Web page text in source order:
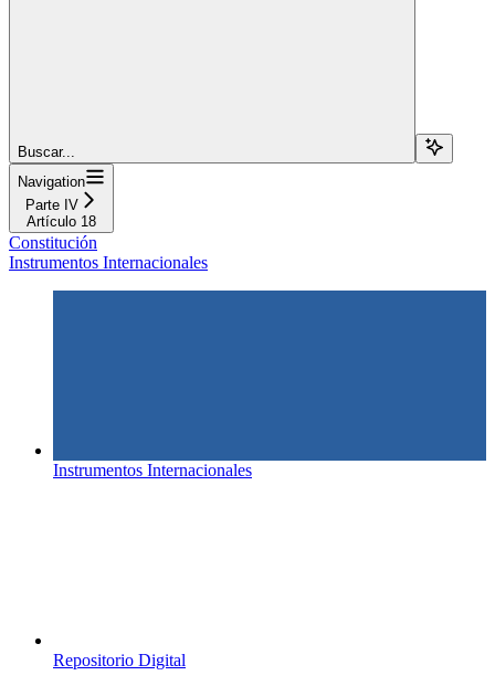
Buscar...
Navigation
Parte IV
Artículo 18
Constitución
Instrumentos Internacionales
Instrumentos Internacionales
Repositorio Digital